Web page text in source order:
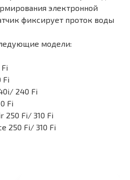
электронной
фиксирует проток воды
модели:
Fi
240 Fi
Fi
250 Fi/ 310 Fi
250 Fi/ 310 Fi